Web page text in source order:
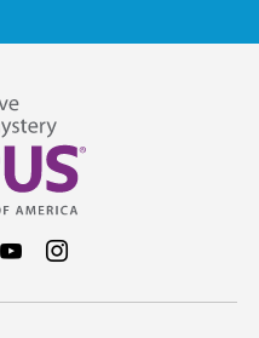
on Facebook
us on Twitter
Follow us on YouTube